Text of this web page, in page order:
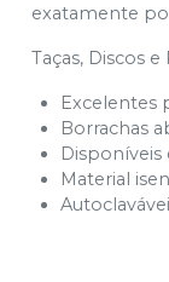
exatamente
Taças, Discos e
Excelentes
Borrachas
Disponíveis
Material